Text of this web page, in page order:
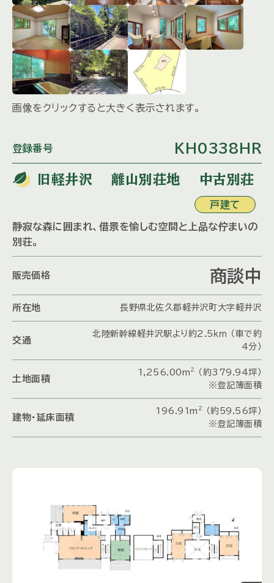
画像をクリックすると大きく表示されます。
登録番号 KH0338HR
旧軽井沢 離山別荘地 中古別荘
戸建て
静寂な森に囲まれ、借景を愉しむ空間と上品な佇まいの
別荘。
販売価格 商談中
所在地 長野県北佐久郡軽井沢町大字軽井沢
交通
北陸新幹線軽井沢駅より約2.5ｋｍ （車で約
4分）
土地面積
1,256.00m 2
（約379.94坪）
※登記簿面積
建物・延床面積
196.91m 2
（約59.56坪）
※登記簿面積